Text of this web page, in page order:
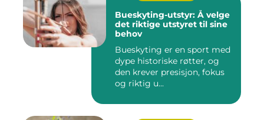
Bueskyting-utstyr: Å velge
det riktige utstyret til sine
behov
Bueskyting er en sport med
dype historiske røtter, og
den krever presisjon, fokus
og riktig u...